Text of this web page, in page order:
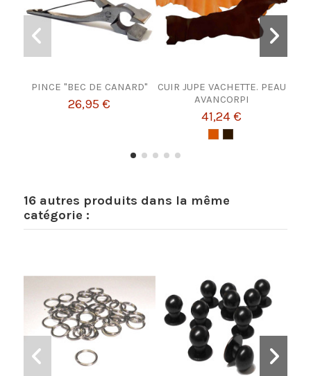
PINCE "BEC DE CANARD"
26,95 €
CUIR JUPE VACHETTE. PEAU
AVANCORPI
41,24 €
16 autres produits dans la même
catégorie :